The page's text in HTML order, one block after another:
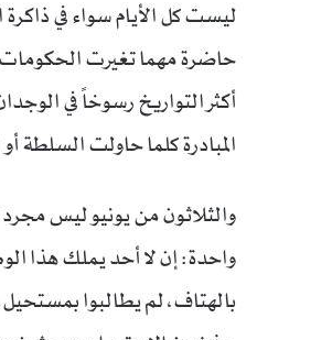
ليست كل الأيام سواء في
حاضرة مهما تغيرت الحكومات
أكثر التواريخ رسوخاً في
المبادرة كلما حاولت السلطة
والثلاثون من يونيو ليس مجرد
واحدة: إن لا أحد يملك هذا
بالهتاف، لم يطالبوا